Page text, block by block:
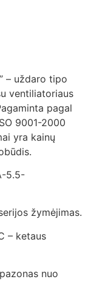
– uždaro tipo
ventiliatoriaus
pagal
9001-2000
yra kainų
5.5-
žymėjimas.
– ketaus
nuo